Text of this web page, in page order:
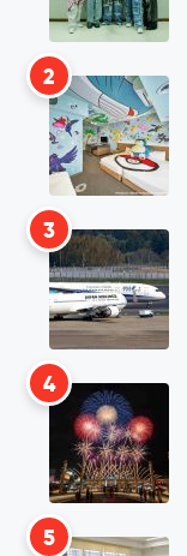
2
3
4
5